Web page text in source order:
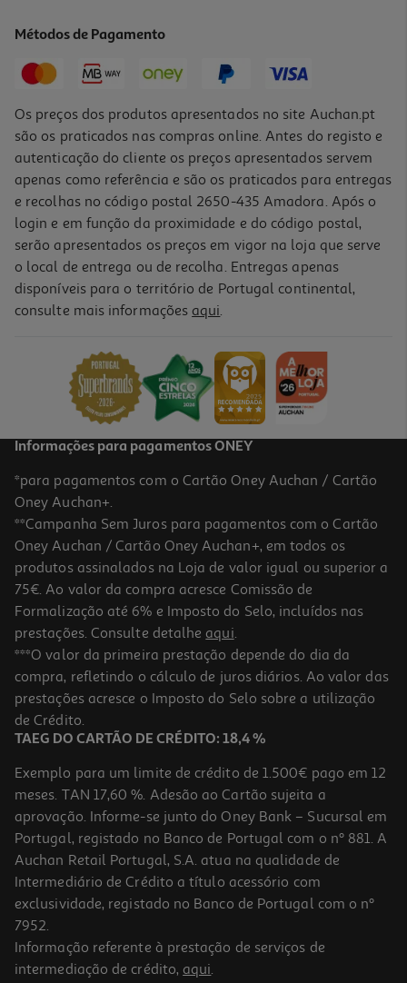
Coloração Syoss Óleo Intense 5-10 Castanhoclaro
4.5
Coloração Syoss Óleo Intense 5-92 Vermelho Intenso
7.49 €/un
7,49 €
Coloração Syoss Oleo Intense 6-10 Louro Escuro
Métodos de Pagamento
Os preços dos produtos apresentados no site Auchan.pt
são os praticados nas compras online. Antes do registo e
autenticação do cliente os preços apresentados servem
apenas como referência e são os praticados para entregas
e recolhas no código postal 2650-435 Amadora. Após o
login e em função da proximidade e do código postal,
serão apresentados os preços em vigor na loja que serve
o local de entrega ou de recolha. Entregas apenas
disponíveis para o território de Portugal continental,
consulte mais informações aqui.
Informações para pagamentos ONEY
*para pagamentos com o Cartão Oney Auchan / Cartão
Oney Auchan+.
**Campanha Sem Juros para pagamentos com o Cartão
Oney Auchan / Cartão Oney Auchan+, em todos os
produtos assinalados na Loja de valor igual ou superior a
75€. Ao valor da compra acresce Comissão de
Formalização até 6% e Imposto do Selo, incluídos nas
prestações. Consulte detalhe aqui.
***O valor da primeira prestação depende do dia da
compra, refletindo o cálculo de juros diários. Ao valor das
prestações acresce o Imposto do Selo sobre a utilização
de Crédito.
TAEG DO CARTÃO DE CRÉDITO: 18,4 %
Exemplo para um limite de crédito de 1.500€ pago em 12
meses. TAN 17,60 %. Adesão ao Cartão sujeita a
aprovação. Informe-se junto do Oney Bank – Sucursal em
Portugal, registado no Banco de Portugal com o nº 881. A
Auchan Retail Portugal, S.A. atua na qualidade de
Intermediário de Crédito a título acessório com
exclusividade, registado no Banco de Portugal com o nº
7952.
Informação referente à prestação de serviços de
intermediação de crédito, aqui.